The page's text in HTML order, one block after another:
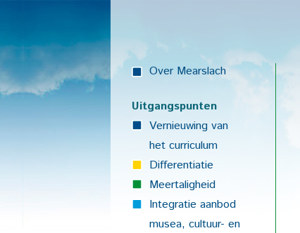
Over Mearslach
Uitgangspunten
Vernieuwing van
het curriculum
Differentiatie
Meertaligheid
Integratie aanbod
musea, cultuur- en